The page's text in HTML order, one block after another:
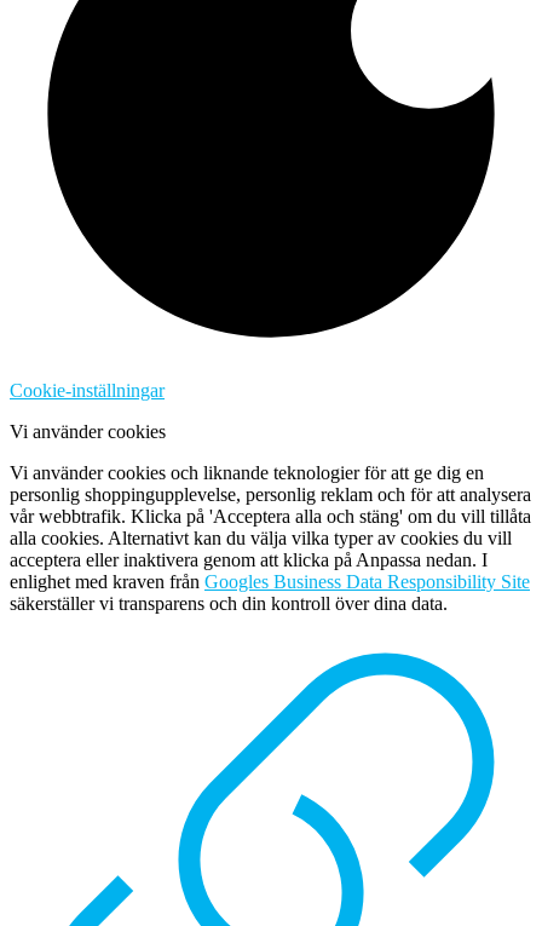
Cookie-inställningar
Vi använder cookies
Vi använder cookies och liknande teknologier för att ge dig en
personlig shoppingupplevelse, personlig reklam och för att analysera
vår webbtrafik. Klicka på 'Acceptera alla och stäng' om du vill tillåta
alla cookies. Alternativt kan du välja vilka typer av cookies du vill
acceptera eller inaktivera genom att klicka på Anpassa nedan. I
enlighet med kraven från Googles Business Data Responsibility Site
säkerställer vi transparens och din kontroll över dina data.